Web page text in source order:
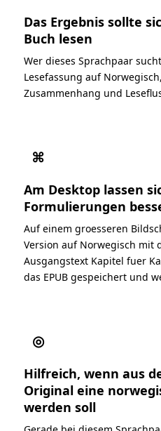
Das Ergebnis sollte
Buch lesen
Wer dieses Sprachpaar
Lesefassung auf
Zusammenhang und
⌘
Am Desktop lassen
Formulierungen
Auf einem groesseren
Version auf Norwegisch mit
Ausgangstext Kapitel fuer
das EPUB gespeichert und
◎
Hilfreich, wenn aus
Original eine
werden soll